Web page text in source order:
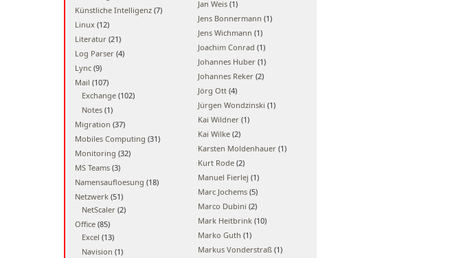
Künstliche Intelligenz (7)
Linux (12)
Literatur (21)
Log Parser (4)
Lync (9)
Mail (107)
Exchange (102)
Notes (1)
Migration (37)
Mobiles Computing (31)
Monitoring (32)
MS Teams (3)
Namensaufloesung (18)
Netzwerk (51)
NetScaler (2)
Office (85)
Excel (13)
Navision (1)
Jan Weis (1)
Jens Bonnermann (1)
Jens Wichmann (1)
Joachim Conrad (1)
Johannes Huber (1)
Johannes Reker (2)
Jörg Ott (4)
Jürgen Wondzinski (1)
Kai Wildner (1)
Kai Wilke (2)
Karsten Moldenhauer (1)
Kurt Rode (2)
Manuel Fierlej (1)
Marc Jochems (5)
Marco Dubini (2)
Mark Heitbrink (10)
Marko Guth (1)
Markus Vonderstraß (1)